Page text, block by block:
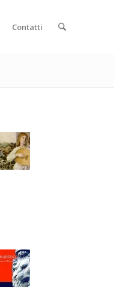
Contatti